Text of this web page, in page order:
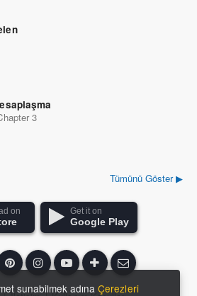
3
Tümünü Göster ▶
on Get it on
Google Play
sunabilmek adınaÇerezleri